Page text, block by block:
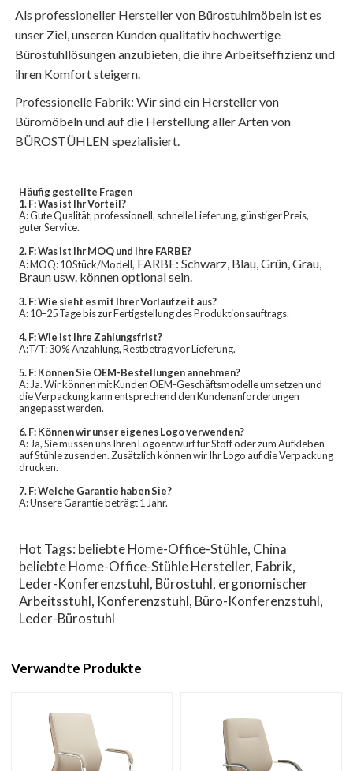
Als professioneller Hersteller von Bürostuhlmöbeln ist es
unser Ziel, unseren Kunden qualitativ hochwertige
Bürostuhllösungen anzubieten, die ihre Arbeitseffizienz und
ihren Komfort steigern.
Professionelle Fabrik: Wir sind ein Hersteller von
Büromöbeln und auf die Herstellung aller Arten von
BÜROSTÜHLEN spezialisiert.
Häufig gestellte Fragen
1. F: Was ist Ihr Vorteil?
A: Gute Qualität, professionell, schnelle Lieferung, günstiger Preis,
guter Service.
2. F: Was ist Ihr MOQ und Ihre FARBE?
A: MOQ: 10 Stück/Modell, FARBE: Schwarz, Blau, Grün, Grau,
Braun usw. können optional sein.
3. F: Wie sieht es mit Ihrer Vorlaufzeit aus?
A: 10–25 Tage bis zur Fertigstellung des Produktionsauftrags.
4. F: Wie ist Ihre Zahlungsfrist?
A:T/T: 30 % Anzahlung, Restbetrag vor Lieferung.
5. F: Können Sie OEM-Bestellungen annehmen?
A: Ja. Wir können mit Kunden OEM-Geschäftsmodelle umsetzen und
die Verpackung kann entsprechend den Kundenanforderungen
angepasst werden.
6. F: Können wir unser eigenes Logo verwenden?
A: Ja, Sie müssen uns Ihren Logoentwurf für Stoff oder zum Aufkleben
auf Stühle zusenden. Zusätzlich können wir Ihr Logo auf die Verpackung
drucken.
7. F: Welche Garantie haben Sie?
A: Unsere Garantie beträgt 1 Jahr.
Hot Tags: beliebte Home-Office-Stühle, China
beliebte Home-Office-Stühle Hersteller, Fabrik,
Leder-Konferenzstuhl, Bürostuhl, ergonomischer
Arbeitsstuhl, Konferenzstuhl, Büro-Konferenzstuhl,
Leder-Bürostuhl
Verwandte Produkte